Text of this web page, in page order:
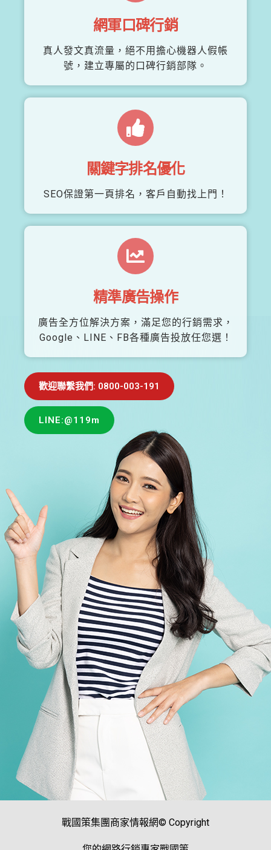
網軍口碑行銷
真人發文真流量，絕不用擔心機器人假帳
號，建立專屬的口碑行銷部隊。
關鍵字排名優化
SEO保證第一頁排名，客戶自動找上門！
精準廣告操作
廣告全方位解決方案，滿足您的行銷需求，
Google、LINE、FB各種廣告投放任您選！
歡迎聯繫我們: 0800-003-191
LINE:@119m
戰國策集團商家情報網© Copyright